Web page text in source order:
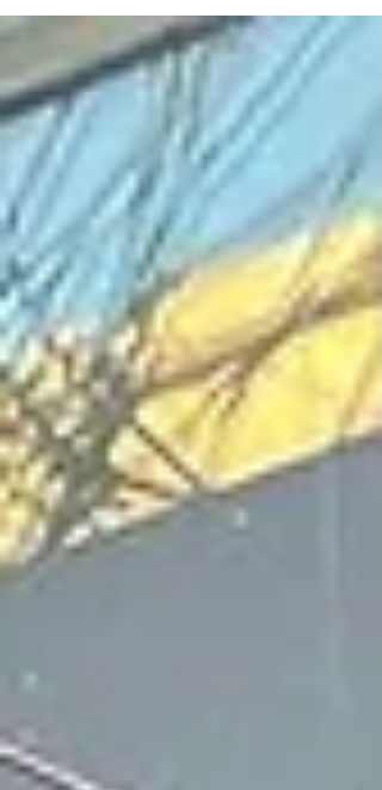
τροφίμων & ποτών, στην έκθεση
ANUGA, που πραγματοποιείται στην
πόλη Κολωνία της Γερμανίας, από
4 έως τις 10 Οκτωβρίου 2025.